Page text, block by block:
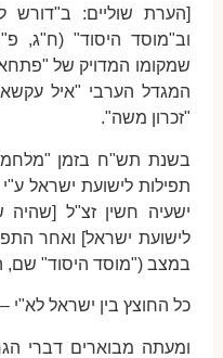
וב"מוסד היסוד" (ח"ג,
שמקומו המדויק של
המגדל הערבי "איל
"זכרון משה".
בשנת תש"ח בזמן
תפילות לישועת ישראל
ישעיה חשין זצ"ל [שהיה
לישועת ישראל] ואחר
במצב ("מוסד היסוד" שם,
כל החוצץ בין ישראל
ומעתה מבוארים דברי